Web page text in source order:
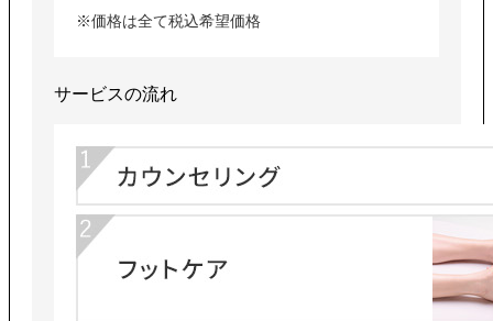
※価格は全て税込希望価格
サービスの流れ